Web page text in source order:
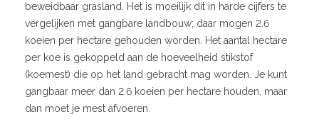
beweidbaar grasland. Het is moeilijk dit in harde cijfers te
vergelijken met gangbare landbouw; daar mogen 2.6
koeien per hectare gehouden worden. Het aantal hectare
per koe is gekoppeld aan de hoeveelheid stikstof
(koemest) die op het land gebracht mag worden. Je kunt
gangbaar meer dan 2.6 koeien per hectare houden, maar
dan moet je mest afvoeren.